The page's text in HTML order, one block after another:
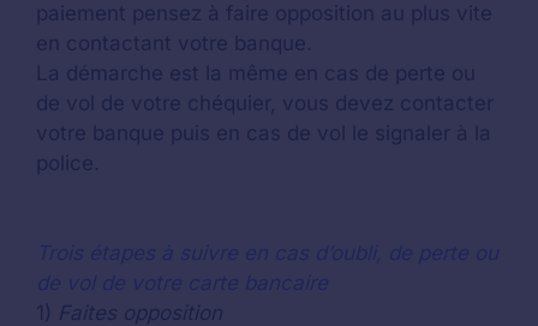
paiement pensez à faire opposition au plus vite
en contactant votre banque.
La démarche est la même en cas de perte ou
de vol de votre chéquier, vous devez contacter
votre banque puis en cas de vol le signaler à la
police.
Faites opposition